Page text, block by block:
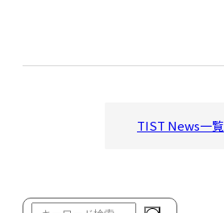
TIST News一覧